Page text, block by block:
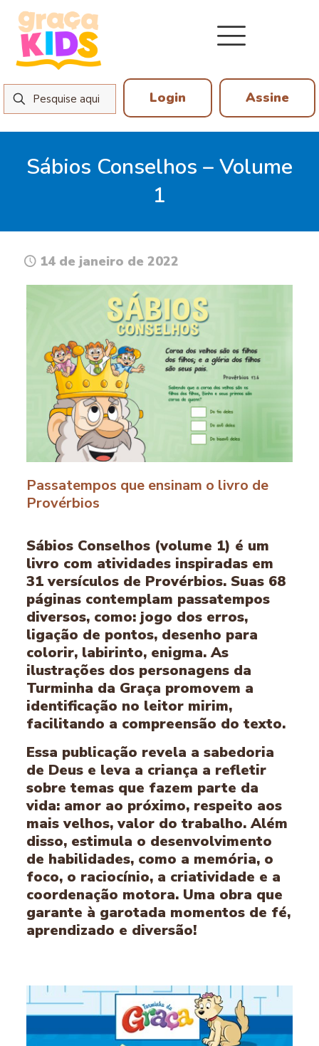
Login Assine
Sábios Conselhos – Volume
1
14 de janeiro de 2022
Passatempos que ensinam o livro de
Provérbios
Sábios Conselhos (volume 1) é um
livro com atividades inspiradas em
31 versículos de Provérbios. Suas 68
páginas contemplam passatempos
diversos, como: jogo dos erros,
ligação de pontos, desenho para
colorir, labirinto, enigma. As
ilustrações dos personagens da
Turminha da Graça promovem a
identificação no leitor mirim,
facilitando a compreensão do texto.
Essa publicação revela a sabedoria
de Deus e leva a criança a refletir
sobre temas que fazem parte da
vida: amor ao próximo, respeito aos
mais velhos, valor do trabalho. Além
disso, estimula o desenvolvimento
de habilidades, como a memória, o
foco, o raciocínio, a criatividade e a
coordenação motora. Uma obra que
garante à garotada momentos de fé,
aprendizado e diversão!